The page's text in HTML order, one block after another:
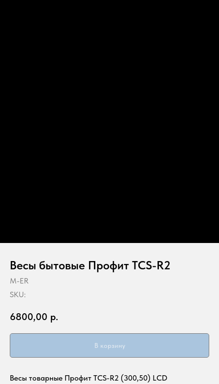
Весы бытовые Профит TCS-R2
M-ER
SKU:
6800,00 р.
В корзину
Весы товарные Профит ТCS-R2 (300,50) LCD